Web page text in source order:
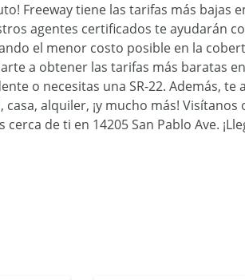
Freeway tiene las tarifas más bajas
agentes certificados te ayudarán
el menor costo posible en la
a obtener las tarifas más baratas
o necesitas una SR-22. Además, te
alquiler, ¡y mucho más! Visítanos
de ti en 14205 San Pablo Ave.